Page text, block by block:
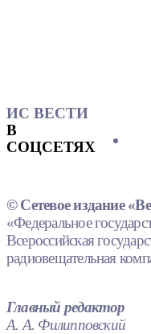
ИС ВЕСТИ
В
СОЦСЕТЯХ
© Сетевое издание
«Федеральное
Всероссийская
радиовещательная
Главный редактор
А. А. Филипповский